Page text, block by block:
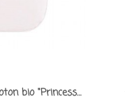
Gigoteuse hiver en coton bio "Princesse swan"...